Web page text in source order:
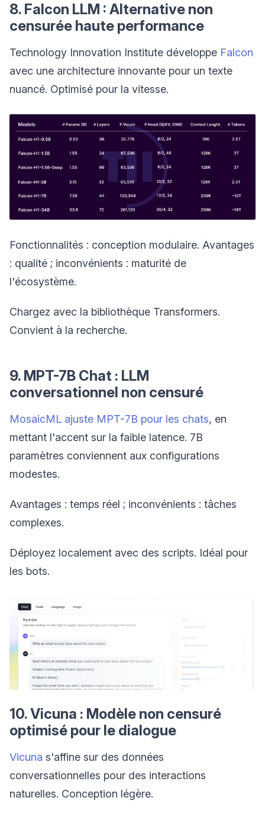
8. Falcon LLM : Alternative non
censurée haute performance
Technology Innovation Institute développe Falcon
avec une architecture innovante pour un texte
nuancé. Optimisé pour la vitesse.
Fonctionnalités : conception modulaire. Avantages
: qualité ; inconvénients : maturité de
l'écosystème.
Chargez avec la bibliothèque Transformers.
Convient à la recherche.
9. MPT-7B Chat : LLM
conversationnel non censuré
MosaicML ajuste MPT-7B pour les chats, en
mettant l'accent sur la faible latence. 7B
paramètres conviennent aux configurations
modestes.
Avantages : temps réel ; inconvénients : tâches
complexes.
Déployez localement avec des scripts. Idéal pour
les bots.
10. Vicuna : Modèle non censuré
optimisé pour le dialogue
Vicuna s'affine sur des données
conversationnelles pour des interactions
naturelles. Conception légère.